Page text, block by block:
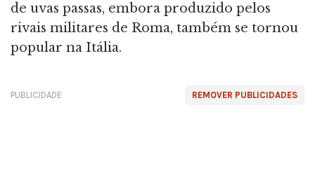
de uvas passas, embora produzido pelos
rivais militares de Roma, também se tornou
popular na Itália.
REMOVER PUBLICIDADES
PUBLICIDADE